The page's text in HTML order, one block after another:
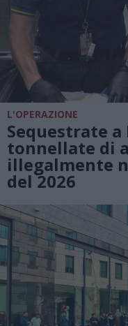
L'OPERAZIONE
Sequestrate a
tonnellate di
illegalmente
del 2026